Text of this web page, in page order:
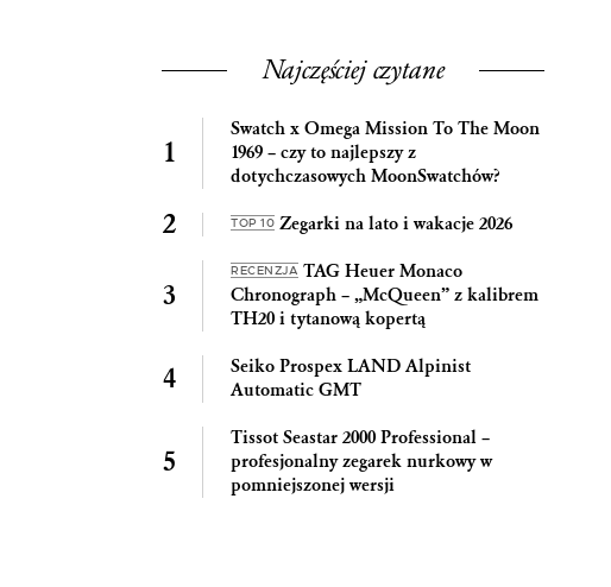
Najczęściej czytane
Swatch x Omega Mission To The Moon
1969 – czy to najlepszy z
dotychczasowych MoonSwatchów?
TOP 10 Zegarki na lato i wakacje 2026
RECENZJA TAG Heuer Monaco
Chronograph – „McQueen” z kalibrem
TH20 i tytanową kopertą
Seiko Prospex LAND Alpinist
Automatic GMT
Tissot Seastar 2000 Professional –
profesjonalny zegarek nurkowy w
pomniejszonej wersji